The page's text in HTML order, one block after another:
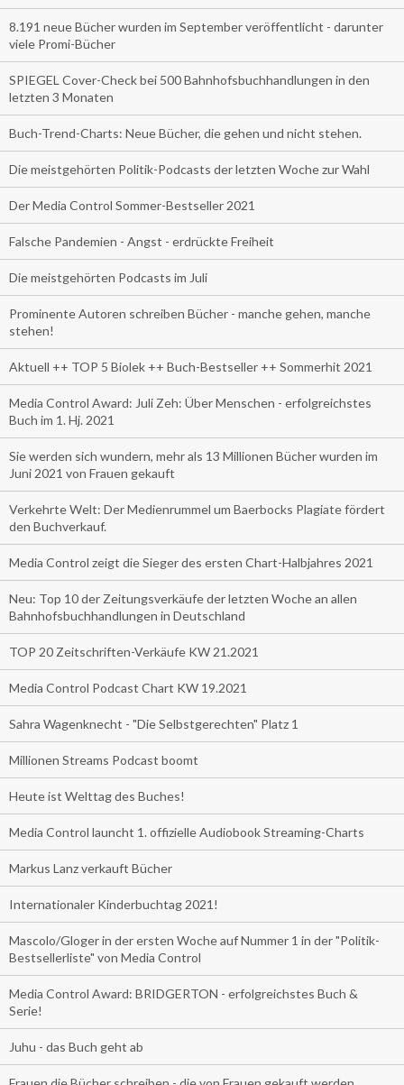
8.191 neue Bücher wurden im September veröffentlicht - darunter
viele Promi-Bücher
SPIEGEL Cover-Check bei 500 Bahnhofsbuchhandlungen in den
letzten 3 Monaten
Buch-Trend-Charts: Neue Bücher, die gehen und nicht stehen.
Die meistgehörten Politik-Podcasts der letzten Woche zur Wahl
Der Media Control Sommer-Bestseller 2021
Falsche Pandemien - Angst - erdrückte Freiheit
Die meistgehörten Podcasts im Juli
Prominente Autoren schreiben Bücher - manche gehen, manche
stehen!
Aktuell ++ TOP 5 Biolek ++ Buch-Bestseller ++ Sommerhit 2021
Media Control Award: Juli Zeh: Über Menschen - erfolgreichstes
Buch im 1. Hj. 2021
Sie werden sich wundern, mehr als 13 Millionen Bücher wurden im
Juni 2021 von Frauen gekauft
Verkehrte Welt: Der Medienrummel um Baerbocks Plagiate fördert
den Buchverkauf.
Media Control zeigt die Sieger des ersten Chart-Halbjahres 2021
Neu: Top 10 der Zeitungsverkäufe der letzten Woche an allen
Bahnhofsbuchhandlungen in Deutschland
TOP 20 Zeitschriften-Verkäufe KW 21.2021
Media Control Podcast Chart KW 19.2021
Sahra Wagenknecht - "Die Selbstgerechten" Platz 1
Millionen Streams Podcast boomt
Heute ist Welttag des Buches!
Media Control launcht 1. offizielle Audiobook Streaming-Charts
Markus Lanz verkauft Bücher
Internationaler Kinderbuchtag 2021!
Mascolo/Gloger in der ersten Woche auf Nummer 1 in der "Politik-
Bestsellerliste" von Media Control
Media Control Award: BRIDGERTON - erfolgreichstes Buch &
Serie!
Juhu - das Buch geht ab